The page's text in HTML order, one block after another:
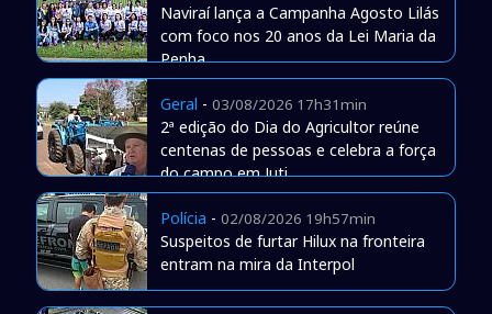
Naviraí lança a Campanha Agosto Lilás
com foco nos 20 anos da Lei Maria da
Penha
Geral - 03/08/2026 17h31min
2ª edição do Dia do Agricultor reúne
centenas de pessoas e celebra a força
do campo em Juti
Polícia - 02/08/2026 19h57min
Suspeitos de furtar Hilux na fronteira
entram na mira da Interpol